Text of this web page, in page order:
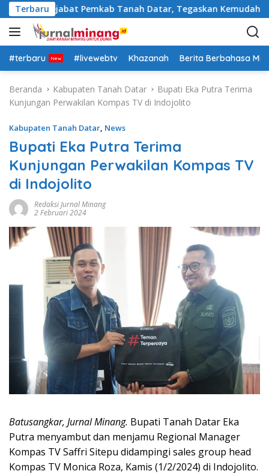
a
g
u
TerbaruPejabat Pemkab Tanah Datar, Tegaskan Kemudahan
#terbaru #livewebtv Khazanah Berita Berbahasa
Beranda Kabupaten Tanah Datar
Bupati Eka Putra Terima
Kunjungan Perwakilan Kompas TV di Indojolito
Kabupaten Tanah Datar, News
Bupati Eka Putra Terima
Kunjungan Perwakilan Kompas TV
di Indojolito
Redaksi Jurnal Minang
2 Februari 2024
Batusangkar, Jurnal Minang. Bupati Tanah Datar Eka
Putra menyambut dan menjamu Regional Manager
Kompas TV Saffri Sitepu didampingi sales group head
Kompas TV Monica Roza, Kamis (1/2/2024) di Indojolito.